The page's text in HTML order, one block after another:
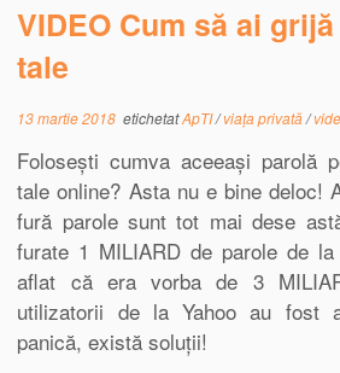
VIDEO Cum să ai
tale
13 martie 2018 etichetatApTI/viața privată/
Folosești cumva aceeași parolă
tale online? Asta nu e bine deloc!
fură parole sunt tot mai dese
furate 1 MILIARD de parole de
aflat că era vorba de 3
utilizatorii de la Yahoo au fost
panică, există soluții!